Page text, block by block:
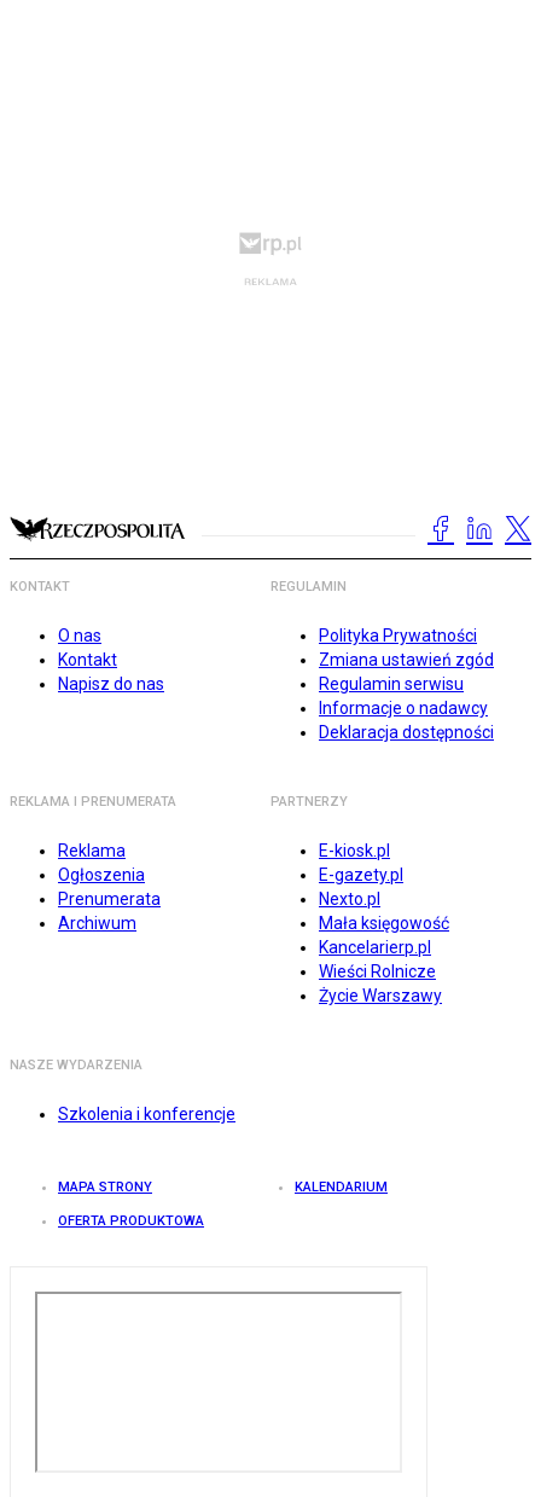
KONTAKT
O nas
Kontakt
Napisz do nas
REGULAMIN
Polityka Prywatności
Zmiana ustawień zgód
Regulamin serwisu
Informacje o nadawcy
Deklaracja dostępności
REKLAMA I PRENUMERATA
Reklama
Ogłoszenia
Prenumerata
Archiwum
PARTNERZY
E-kiosk.pl
E-gazety.pl
Nexto.pl
Mała księgowość
Kancelarierp.pl
Wieści Rolnicze
Życie Warszawy
NASZE WYDARZENIA
Szkolenia i konferencje
MAPA STRONY KALENDARIUM
OFERTA PRODUKTOWA